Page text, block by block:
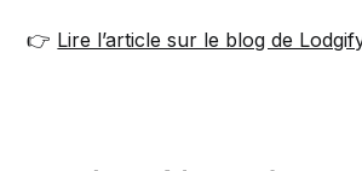
👉 Lire l’article sur le blog de